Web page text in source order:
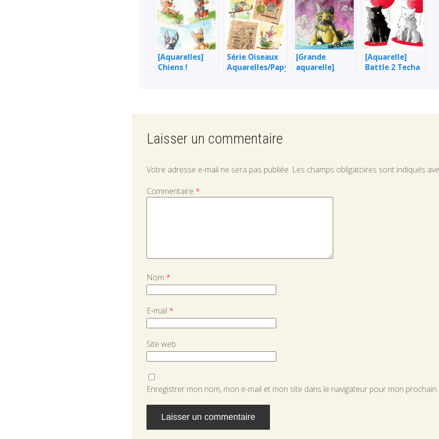
[Aquarelles]
Chiens !
Série Oiseaux
Aquarelles/Papyrus
[Grande
aquarelle]
[Aquarelle]
Battle 2 Techa
Laisser un commentaire
Votre adresse e-mail ne sera pas publiée. Les champs obligatoires sont indiqués
Commentaire *
Nom *
E-mail *
Site web
Enregistrer mon nom, mon e-mail et mon site dans le navigateur pour mon